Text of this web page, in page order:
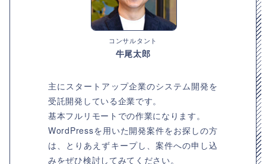
コンサルタント
牛尾太郎
主にスタートアップ企業のシステム開発を
受託開発している企業です。
基本フルリモートでの作業になります。
WordPressを用いた開発案件をお探しの方
は、とりあえずキープし、案件への申し込
みをぜひ検討してみてください。